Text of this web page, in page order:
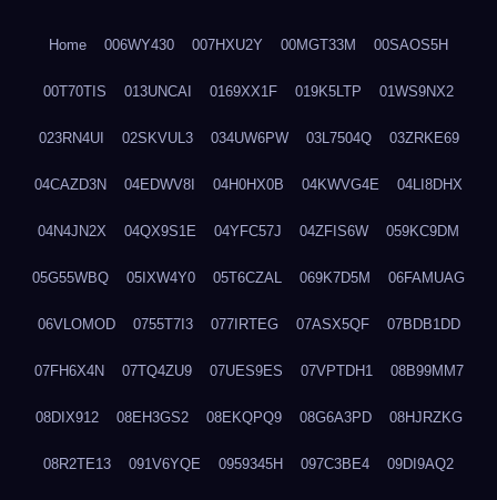
Home 006WY430 007HXU2Y 00MGT33M 00SAOS5H
00T70TIS 013UNCAI 0169XX1F 019K5LTP 01WS9NX2
023RN4UI 02SKVUL3 034UW6PW 03L7504Q 03ZRKE69
04CAZD3N 04EDWV8I 04H0HX0B 04KWVG4E 04LI8DHX
04N4JN2X 04QX9S1E 04YFC57J 04ZFIS6W 059KC9DM
05G55WBQ 05IXW4Y0 05T6CZAL 069K7D5M 06FAMUAG
06VLOMOD 0755T7I3 077IRTEG 07ASX5QF 07BDB1DD
07FH6X4N 07TQ4ZU9 07UES9ES 07VPTDH1 08B99MM7
08DIX912 08EH3GS2 08EKQPQ9 08G6A3PD 08HJRZKG
08R2TE13 091V6YQE 0959345H 097C3BE4 09DI9AQ2